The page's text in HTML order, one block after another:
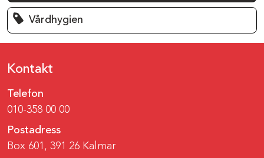
Vårdhygien
Kontakt
Telefon
010-358 00 00
Postadress
Box 601, 391 26 Kalmar